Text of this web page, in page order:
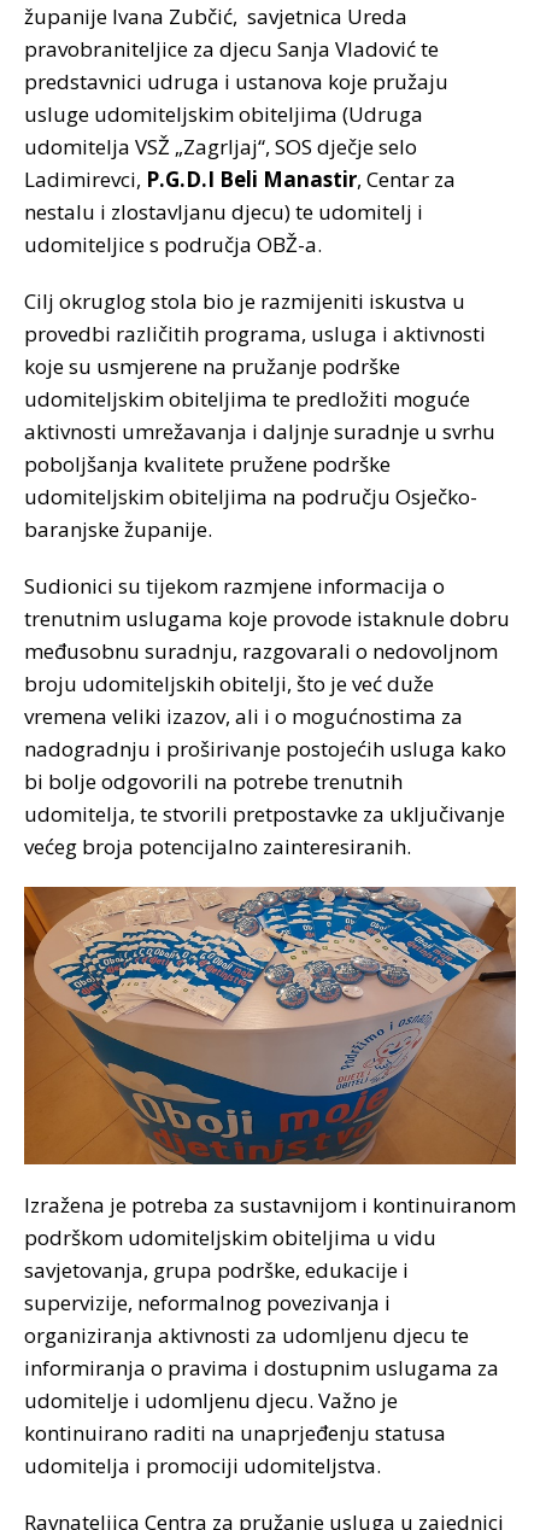
županije Ivana Zubčić, savjetnica Ureda
pravobraniteljice za djecu Sanja Vladović te
predstavnici udruga i ustanova koje pružaju
usluge udomiteljskim obiteljima (Udruga
udomitelja VSŽ „Zagrljaj“, SOS dječje selo
Ladimirevci, P.G.D.I Beli Manastir, Centar za
nestalu i zlostavljanu djecu) te udomitelj i
udomiteljice s područja OBŽ-a.
Cilj okruglog stola bio je razmijeniti iskustva u
provedbi različitih programa, usluga i aktivnosti
koje su usmjerene na pružanje podrške
udomiteljskim obiteljima te predložiti moguće
aktivnosti umrežavanja i daljnje suradnje u svrhu
poboljšanja kvalitete pružene podrške
udomiteljskim obiteljima na području Osječko-
baranjske županije.
Sudionici su tijekom razmjene informacija o
trenutnim uslugama koje provode istaknule dobru
međusobnu suradnju, razgovarali o nedovoljnom
broju udomiteljskih obitelji, što je već duže
vremena veliki izazov, ali i o mogućnostima za
nadogradnju i proširivanje postojećih usluga kako
bi bolje odgovorili na potrebe trenutnih
udomitelja, te stvorili pretpostavke za uključivanje
većeg broja potencijalno zainteresiranih.
Izražena je potreba za sustavnijom i kontinuiranom
podrškom udomiteljskim obiteljima u vidu
savjetovanja, grupa podrške, edukacije i
supervizije, neformalnog povezivanja i
organiziranja aktivnosti za udomljenu djecu te
informiranja o pravima i dostupnim uslugama za
udomitelje i udomljenu djecu. Važno je
kontinuirano raditi na unaprjeđenju statusa
udomitelja i promociji udomiteljstva.
Ravnateljica Centra za pružanje usluga u zajednici